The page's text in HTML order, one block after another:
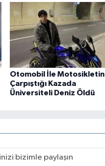
Otomobil İle Motosikletin
Çarpıştığı Kazada
Üniversiteli Deniz Öldü